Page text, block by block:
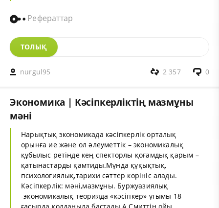
Рефераттар
ТОЛЫҚ
nurgul95 0
2 357
Экономика | Кәсіпкерліктің мазмұны
мәні
Нарықтық экономикада кәсіпкерлік орталық
орынға ие және ол әлеуметтік – экономикалық
құбылыс ретінде кең спекторлы қоғамдық қарым –
қатынастарды қамтиды.Мұнда құқықтық,
психологиялық,тарихи сәттер көрініс алады.
Кәсіпкерлік: мәні,мазмұны. Буржуазиялық
-экономикалық теорияда «кәсіпкер» ұғымы 18